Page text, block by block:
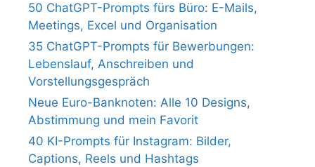
50 ChatGPT-Prompts fürs Büro: E-Mails,
Meetings, Excel und Organisation
35 ChatGPT-Prompts für Bewerbungen:
Lebenslauf, Anschreiben und
Vorstellungsgespräch
Neue Euro-Banknoten: Alle 10 Designs,
Abstimmung und mein Favorit
40 KI-Prompts für Instagram: Bilder,
Captions, Reels und Hashtags